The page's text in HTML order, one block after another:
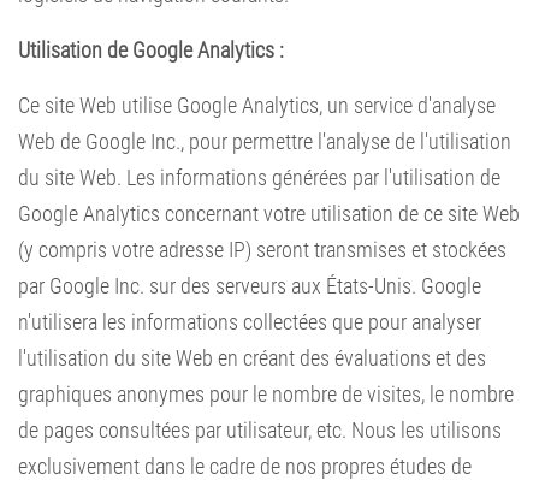
Utilisation de Google Analytics :
Ce site Web utilise Google Analytics, un service d'analyse
Web de Google Inc., pour permettre l'analyse de l'utilisation
du site Web. Les informations générées par l'utilisation de
Google Analytics concernant votre utilisation de ce site Web
(y compris votre adresse IP) seront transmises et stockées
par Google Inc. sur des serveurs aux États-Unis. Google
n'utilisera les informations collectées que pour analyser
l'utilisation du site Web en créant des évaluations et des
graphiques anonymes pour le nombre de visites, le nombre
de pages consultées par utilisateur, etc. Nous les utilisons
exclusivement dans le cadre de nos propres études de